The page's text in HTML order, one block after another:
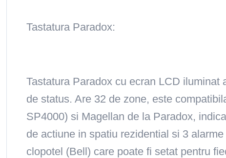
Tastatura Paradox:
Tastatura Paradox cu ecran LCD
de status. Are 32 de zone, este
SP4000) si Magellan de la Paradox,
de actiune in spatiu rezidential si 3
clopotel (Bell) care poate fi setat pentru